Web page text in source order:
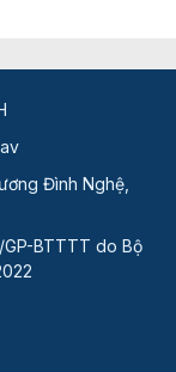
Đình Nghệ,
BTTTT do Bộ